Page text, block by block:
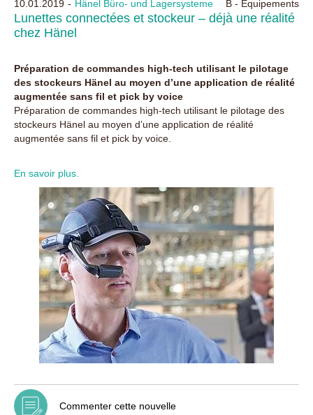
10.01.2019 Hänel Büro- und Lagersysteme B - Equipements
Lunettes connectées et stockeur – déjà une réalité
chez Hänel
Préparation de commandes high-tech utilisant le pilotage
des stockeurs Hänel au moyen d’une application de réalité
augmentée sans fil et pick by voice
Préparation de commandes high-tech utilisant le pilotage des
stockeurs Hänel au moyen d’une application de réalité
augmentée sans fil et pick by voice.
En savoir plus.
Commenter cette nouvelle